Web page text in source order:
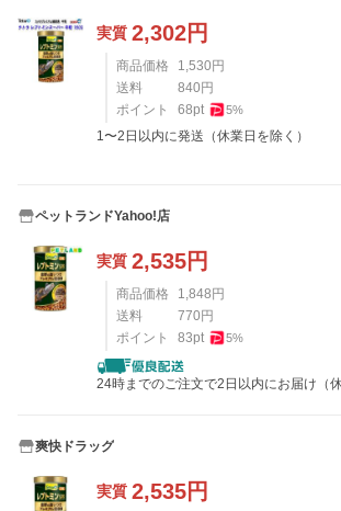
実質 2,302円
商品価格 1,530 円
送料
840 円
ポイント
68pt 5%
1〜2日以内に発送（休業日を除く）
ペットランドYahoo!店
実質 2,535円
商品価格 1,848 円
送料
770 円
ポイント
83pt 5%
24時までのご注文で2日以内にお届け（
爽快ドラッグ
実質 2,535円